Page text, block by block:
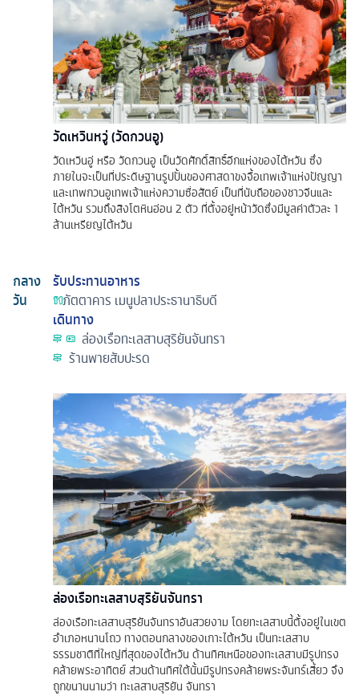
วัดเหวินหวู่ (วัดกวนอู)
วัดเหวินอู่ หรือ วัดกวนอู เป็นวัดศักดิ์สิทธิ์อีกแห่งของไต้หวัน ซึ่ง
ภายในจะเป็นที่ประดิษฐานรูปปั้นของศาสดาขงจื้อเทพเจ้าแห่งปัญญา
และเทพกวนอูเทพเจ้าแห่งความซื่อสัตย์ เป็นที่นับถือของชาวจีนและ
ไต้หวัน รวมถึงสิงโตหินอ่อน 2 ตัว ที่ตั้งอยู่หน้าวัดซึ่งมีมูลค่าตัวละ 1
ล้านเหรียญไต้หวัน
กลาง
วัน
รับประทานอาหาร
ภัตตาคาร เมนูปลาประธานาธิบดี
เดินทาง
ล่องเรือทะเลสาบสุริยันจันทรา
ร้านพายสับปะรด
ล่องเรือทะเลสาบสุริยันจันทรา
ล่องเรือทะเลสาบสุริยันจันทราอันสวยงาม โดยทะเลสาบนี้ตั้งอยู่ในเขต
อำเภอหนานโถว ทางตอนกลางของเกาะไต้หวัน เป็นทะเลสาบ
ธรรมชาติที่ใหญ่ที่สุดของไต้หวัน ด้านทิศเหนือของทะเลสาบมีรูปทรง
คล้ายพระอาทิตย์ ส่วนด้านทิศใต้นั้นมีรูปทรงคล้ายพระจันทร์เสี้ยว จึง
ถูกขนานนามว่า ทะเลสาบสุริยัน จันทรา